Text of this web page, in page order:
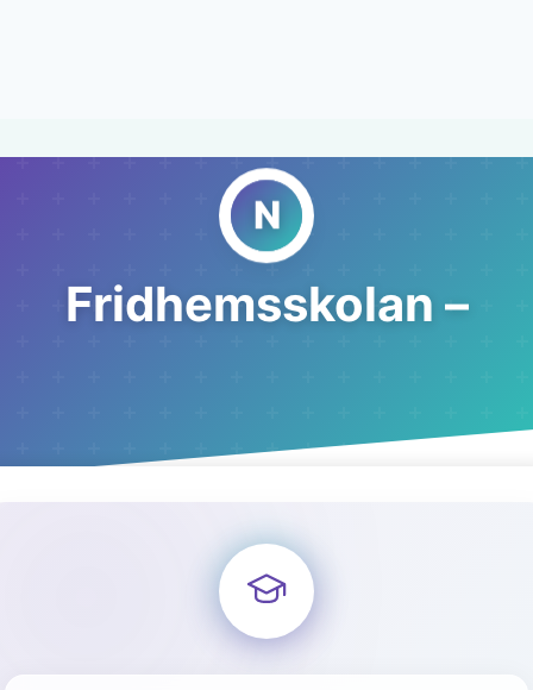
Fridhemsskolan –